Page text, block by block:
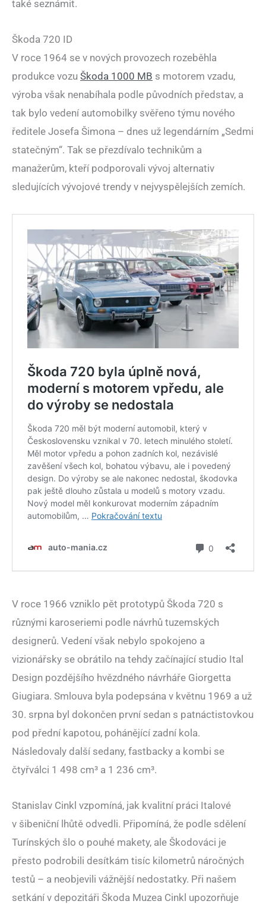
také seznámit.
Škoda 720 ID
V roce 1964 se v nových provozech rozeběhla
produkce vozu Škoda 1000 MB s motorem vzadu,
výroba však nenabíhala podle původních představ, a
tak bylo vedení automobilky svěřeno týmu nového
ředitele Josefa Šimona – dnes už legendárním „Sedmi
statečným“. Tak se přezdívalo technikům a
manažerům, kteří podporovali vývoj alternativ
sledujících vývojové trendy v nejvyspělejších zemích.
V roce 1966 vzniklo pět prototypů Škoda 720 s
různými karoseriemi podle návrhů tuzemských
designerů. Vedení však nebylo spokojeno a
vizionářsky se obrátilo na tehdy začínající studio Ital
Design pozdějšího hvězdného návrháře Giorgetta
Giugiara. Smlouva byla podepsána v květnu 1969 a už
30. srpna byl dokončen první sedan s patnáctistovkou
pod přední kapotou, pohánějící zadní kola.
Následovaly další sedany, fastbacky a kombi se
čtyřválci 1 498 cm³ a 1 236 cm³.
Stanislav Cinkl vzpomíná, jak kvalitní práci Italové
v šibeniční lhůtě odvedli. Připomíná, že podle sdělení
Turínských šlo o pouhé makety, ale Škodováci je
přesto podrobili desítkám tisíc kilometrů náročných
testů – a neobjevili vážnější nedostatky. Při našem
setkání v depozitáři Škoda Muzea Cinkl upozorňuje